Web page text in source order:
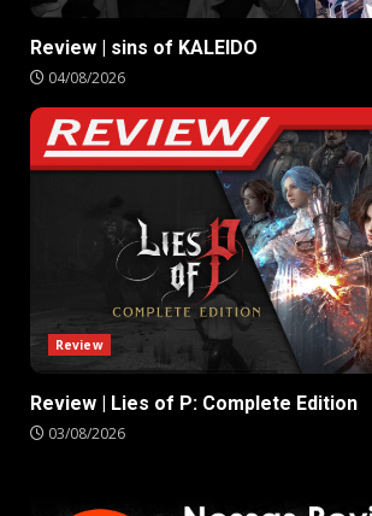
Review | sins of KALEIDO
04/08/2026
Review
Review | Lies of P: Complete Edition
03/08/2026